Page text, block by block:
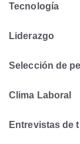
Tecnología
Liderazgo
Selección de
Clima Laboral
Entrevistas de